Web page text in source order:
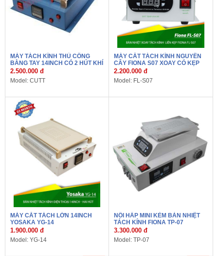
MÁY TÁCH KÍNH THỦ CÔNG
BẰNG TAY 14INCH CÓ 2 HÚT KHÍ
2.500.000 đ
Model: CUTT
MÁY CẮT TÁCH KÍNH NGUYÊN
CÂY FIONA S07 XOAY CÓ KẸP
2.200.000 đ
Model: FL-S07
MÁY CẮT TÁCH LỚN 14INCH
YOSAKA YG-14
1.900.000 đ
Model: YG-14
NỒI HẤP MINI KÈM BÀN NHIỆT
TÁCH KÍNH FIONA TP-07
3.300.000 đ
Model: TP-07